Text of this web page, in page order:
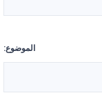
الموضوع: